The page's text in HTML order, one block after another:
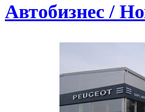
Автобизнес /